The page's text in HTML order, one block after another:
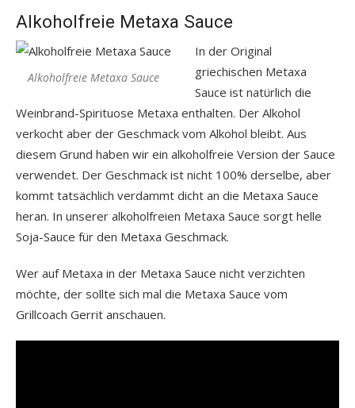
Alkoholfreie Metaxa Sauce
Alkoholfreie Metaxa Sauce
In der Original
griechischen Metaxa
Sauce ist natürlich die
Weinbrand-Spirituose Metaxa enthalten. Der Alkohol
verkocht aber der Geschmack vom Alkohol bleibt. Aus
diesem Grund haben wir ein alkoholfreie Version der Sauce
verwendet. Der Geschmack ist nicht 100% derselbe, aber
kommt tatsächlich verdammt dicht an die Metaxa Sauce
heran. In unserer alkoholfreien Metaxa Sauce sorgt helle
Soja-Sauce für den Metaxa Geschmack.
Wer auf Metaxa in der Metaxa Sauce nicht verzichten
möchte, der sollte sich mal die Metaxa Sauce vom
Grillcoach Gerrit anschauen.